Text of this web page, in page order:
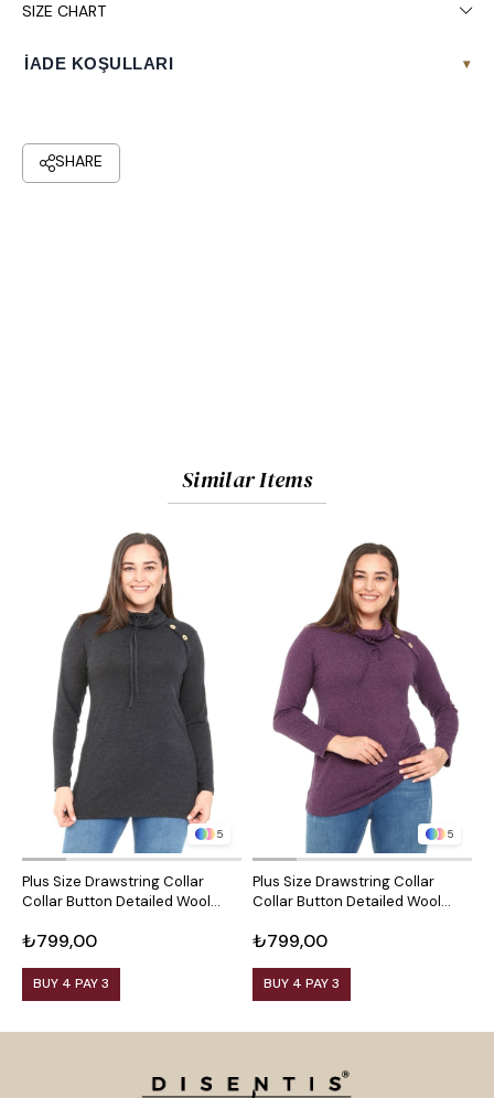
SIZE CHART
İADE KOŞULLARI ▾
Similar Items
5
Plus Size Drawstring Collar
Collar Button Detailed Wool
₺799,00
BUY 4 PAY 3
5
Plus Size Drawstring Collar
Collar Button Detailed Wool
₺799,00
BUY 4 PAY 3